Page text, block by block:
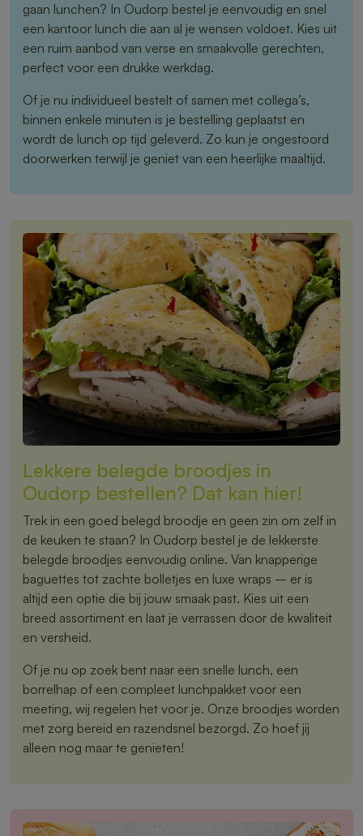
gaan lunchen? In Oudorp bestel je eenvoudig en snel
een kantoor lunch die aan al je wensen voldoet. Kies uit
een ruim aanbod van verse en smaakvolle gerechten,
perfect voor een drukke werkdag.
Of je nu individueel bestelt of samen met collega’s,
binnen enkele minuten is je bestelling geplaatst en
wordt de lunch op tijd geleverd. Zo kun je ongestoord
doorwerken terwijl je geniet van een heerlijke maaltijd.
Lekkere belegde broodjes in
Oudorp bestellen? Dat kan hier!
Trek in een goed belegd broodje en geen zin om zelf in
de keuken te staan? In Oudorp bestel je de lekkerste
belegde broodjes eenvoudig online. Van knapperige
baguettes tot zachte bolletjes en luxe wraps – er is
altijd een optie die bij jouw smaak past. Kies uit een
breed assortiment en laat je verrassen door de kwaliteit
en versheid.
Of je nu op zoek bent naar een snelle lunch, een
borrelhap of een compleet lunchpakket voor een
meeting, wij regelen het voor je. Onze broodjes worden
met zorg bereid en razendsnel bezorgd. Zo hoef jij
alleen nog maar te genieten!